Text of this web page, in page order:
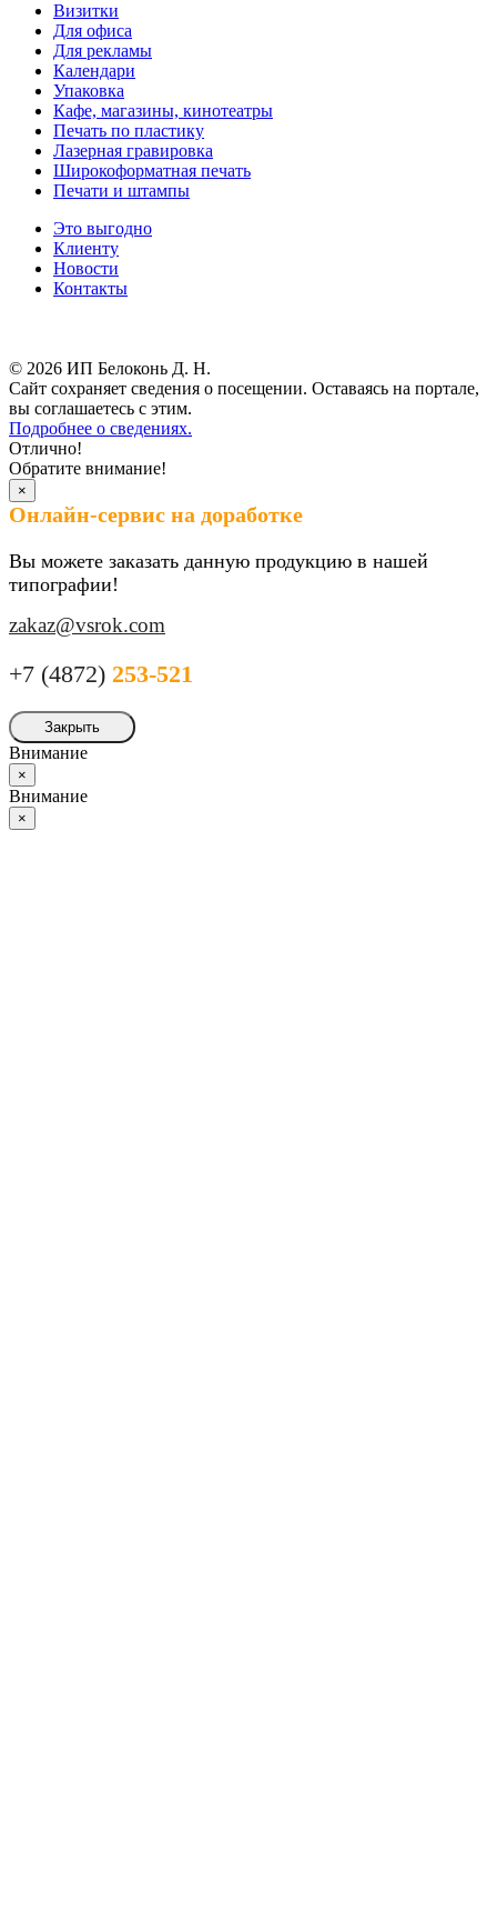
Визитки
Для офиса
Для рекламы
Календари
Упаковка
Кафе, магазины, кинотеатры
Печать по пластику
Лазерная гравировка
Широкоформатная печать
Печати и штампы
Это выгодно
Клиенту
Новости
Контакты
© 2026 ИП Белоконь Д. Н.
Сайт сохраняет сведения о посещении. Оставаясь на портале,
вы соглашаетесь с этим.
Подробнее о сведениях.
Отлично!
Обратите внимание!
×
Онлайн-сервис на доработке
Вы можете заказать данную продукцию в нашей
типографии!
zakaz@vsrok.com
+7 (4872) 253-521
Закрыть
Внимание
×
Внимание
×